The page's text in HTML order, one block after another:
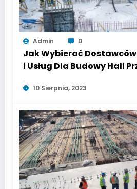
Admin 0
Jak Wybierać
i Usług Dla Budowy Hali
10 Sierpnia, 2023